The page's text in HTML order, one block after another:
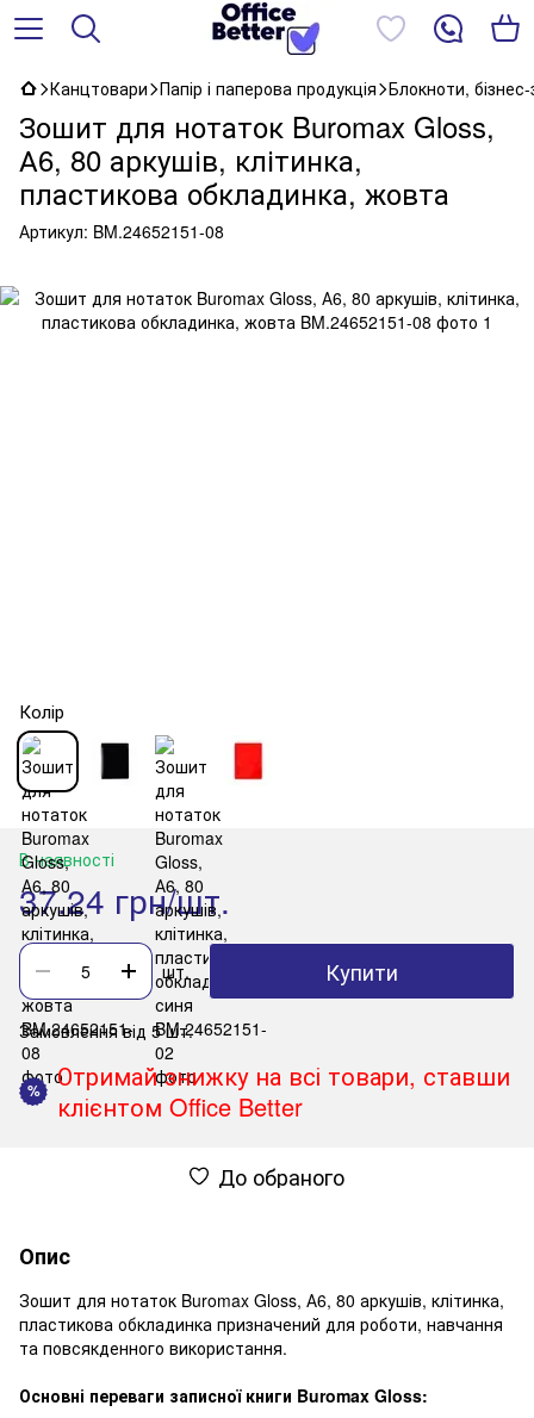
Канцтовари Папір і паперова продукція Блокноти,
Зошит для нотаток Buromax Gloss,
А6, 80 аркушів, клітинка,
пластикова обкладинка, жовта
Артикул: BM.24652151-08
Колір
В наявності
37.24 грн/шт.
шт. Купити
Замовлення від 5 шт.
%
Отримай знижку на всі товари, ставши
клієнтом Office Better
До обраного
Опис
Зошит для нотаток Buromax Gloss, А6, 80 аркушів, клітинка,
пластикова обкладинка призначений для роботи, навчання
та повсякденного використання.
Основні переваги записної книги Buromax Gloss: